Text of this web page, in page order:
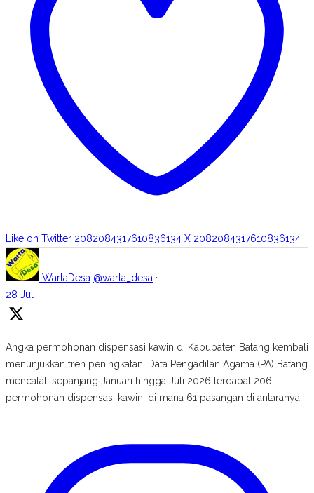
Like on Twitter 2082084317610836134 X 2082084317610836134
WartaDesa @warta_desa ·
28 Jul
Angka permohonan dispensasi kawin di Kabupaten Batang kembali
menunjukkan tren peningkatan. Data Pengadilan Agama (PA) Batang
mencatat, sepanjang Januari hingga Juli 2026 terdapat 206
permohonan dispensasi kawin, di mana 61 pasangan di antaranya.